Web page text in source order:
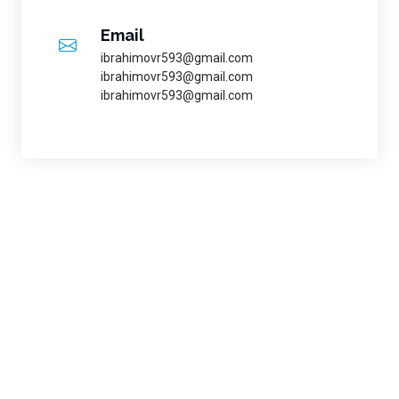
Email
ibrahimovr593@gmail.com
ibrahimovr593@gmail.com
ibrahimovr593@gmail.com